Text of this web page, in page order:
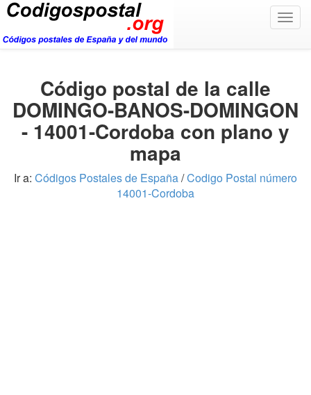
Código postal de la calle
DOMINGO-BANOS-DOMINGON
- 14001-Cordoba con plano y
mapa
Ir a: Códigos Postales de España/Codigo Postal número
14001-Cordoba